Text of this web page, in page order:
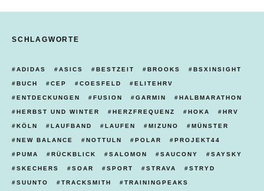
SCHLAGWORTE
ADIDAS ASICS BESTZEIT BROOKS BSXINSIGHT
BUCH CEP COESFELD ELITEHRV
ENTDECKUNGEN FUSION GARMIN HALBMARATHON
HERBST UND WINTER HERZFREQUENZ HOKA HRV
KÖLN LAUFBAND LAUFEN MIZUNO MÜNSTER
NEW BALANCE NOTTULN POLAR PROJEKT44
PUMA RÜCKBLICK SALOMON SAUCONY SAYSKY
SKECHERS SOAR SPORT STRAVA STRYD
SUUNTO TRACKSMITH TRAININGPEAKS